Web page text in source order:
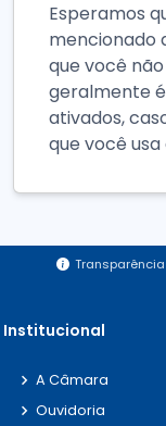
Esperamos
mencionado
que você
geralmente
ativados,
que você usa
Transparência
Institucional
A Câmara
Ouvidoria